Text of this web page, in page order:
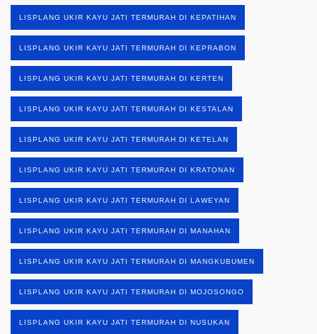
LISPLANG UKIR KAYU JATI TERMURAH DI KEPATIHAN
LISPLANG UKIR KAYU JATI TERMURAH DI KEPRABON
LISPLANG UKIR KAYU JATI TERMURAH DI KERTEN
LISPLANG UKIR KAYU JATI TERMURAH DI KESTALAN
LISPLANG UKIR KAYU JATI TERMURAH DI KETELAN
LISPLANG UKIR KAYU JATI TERMURAH DI KRATONAN
LISPLANG UKIR KAYU JATI TERMURAH DI LAWEYAN
LISPLANG UKIR KAYU JATI TERMURAH DI MANAHAN
LISPLANG UKIR KAYU JATI TERMURAH DI MANGKUBUMEN
LISPLANG UKIR KAYU JATI TERMURAH DI MOJOSONGO
LISPLANG UKIR KAYU JATI TERMURAH DI NUSUKAN